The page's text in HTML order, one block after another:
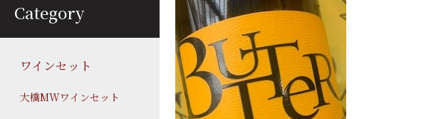
Category
ワインセット
大橋MWワインセット